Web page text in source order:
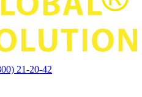
21-20-42